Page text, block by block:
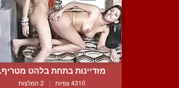
מזדיינות בתחת בלהט
4310 צפיות | 2 המלצות